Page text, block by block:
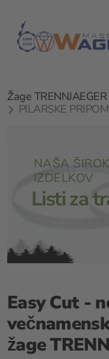
Žage TRENNJAEGER
PILARSKE
NAŠA
IZDELKOV
Listi za
Easy Cut -
žage